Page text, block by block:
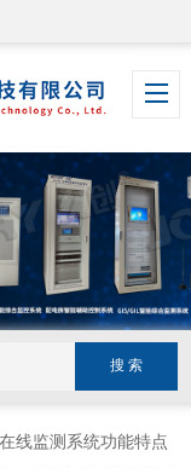
线监测系统功能特点